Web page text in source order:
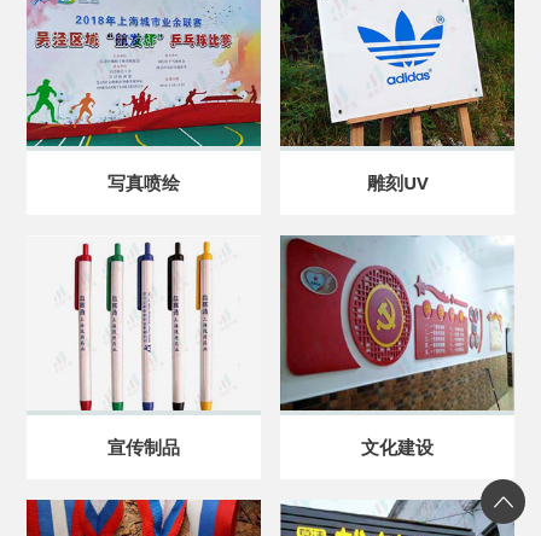
写真喷绘 雕刻UV
宣传制品 文化建设